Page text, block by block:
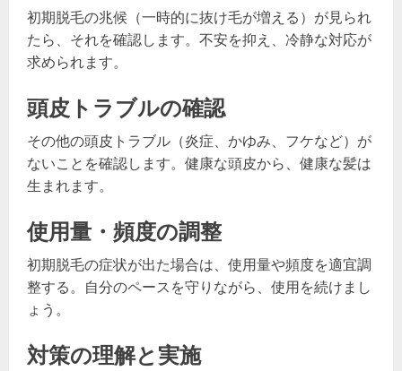
初期脱毛の兆候（一時的に抜け毛が増える）が見られ
たら、それを確認します。不安を抑え、冷静な対応が
求められます。
頭皮トラブルの確認
その他の頭皮トラブル（炎症、かゆみ、フケなど）が
ないことを確認します。健康な頭皮から、健康な髪は
生まれます。
使用量・頻度の調整
初期脱毛の症状が出た場合は、使用量や頻度を適宜調
整する。自分のペースを守りながら、使用を続けまし
ょう。
対策の理解と実施